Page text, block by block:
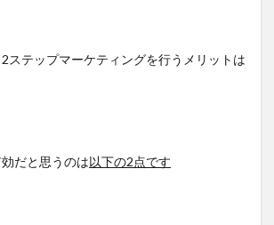
ステップマーケティングを行うメリットは
だと思うのは以下の2点です